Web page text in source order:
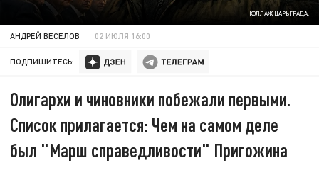
КОЛЛАЖ ЦАРЬГРАДА.
АНДРЕЙ ВЕСЕЛОВ 02 ИЮЛЯ 16:00
ПОДПИШИТЕСЬ:
Олигархи и чиновники побежали первыми.
Список прилагается: Чем на самом деле
был "Марш справедливости" Пригожина